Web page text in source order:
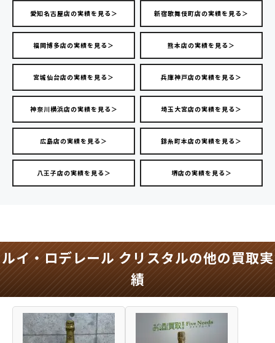
愛知名古屋店の実績を見る＞ 新宿歌舞伎町店の実績を見る＞
福岡博多店の実績を見る＞ 熊本店の実績を見る＞
宮城仙台店の実績を見る＞ 兵庫神戸店の実績を見る＞
神奈川横浜店の実績を見る＞ 埼玉大宮店の実績を見る＞
広島店の実績を見る＞ 錦糸町本店の実績を見る＞
八王子店の実績を見る＞ 堺店の実績を見る＞
ルイ・ロデレール クリスタルの他の買取実
績